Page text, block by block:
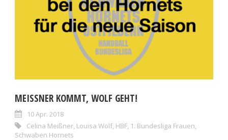
MEISSNER KOMMT, WOLF GEHT!
10 Apr. 2018
Celina Meißner Louisa Wolf HBF 1. Bundesliga Frauen
Schwaben Hornets